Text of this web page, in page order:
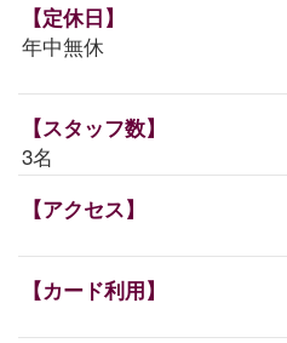
【定休日】
年中無休
【スタッフ数】
3名
【アクセス】
【カード利用】